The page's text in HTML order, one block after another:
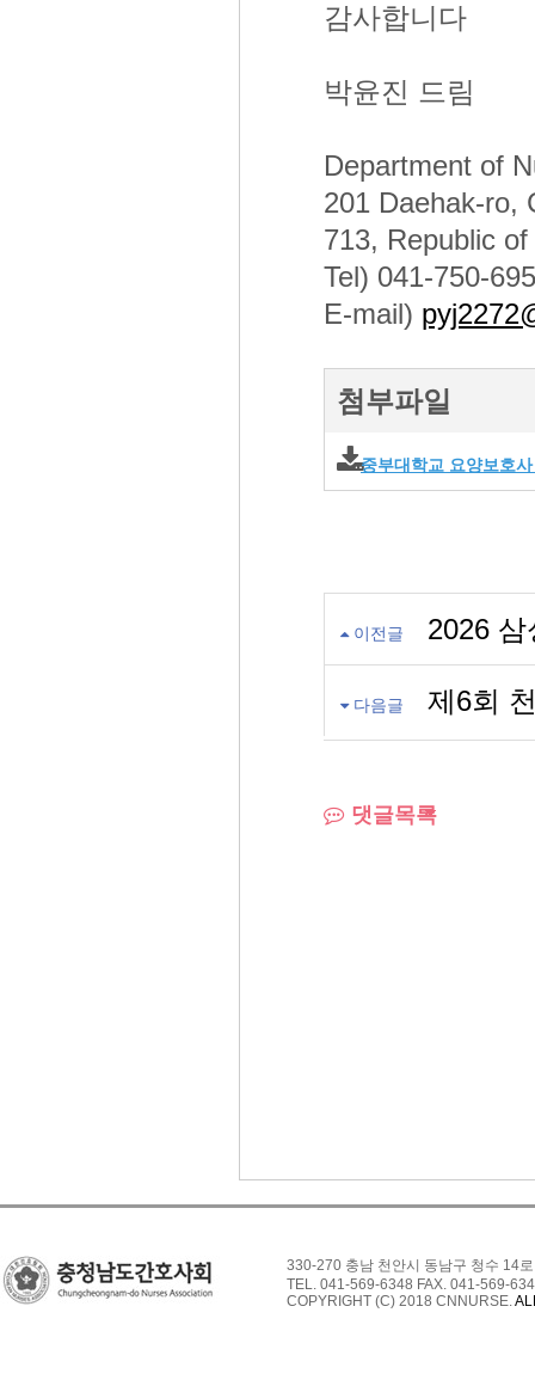
감사합니다
박윤진 드림
Department of
201 Daehak-ro,
713, Republic
Tel) 041-750-
E-mail)
첨부파일
중부대학교 요양보호
이전글 2026
다음글 제6회
댓글목록
330-270 충남 천안시 동남구 청수 14
TEL. 041-569-6348 FAX. 041-569-
COPYRIGHT (C) 2018 CNNURSE.